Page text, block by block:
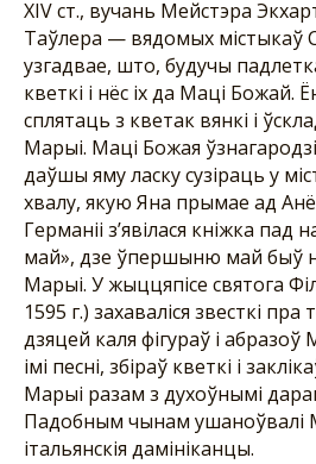
XIV ст., вучань Мейстэра
Таўлера — вядомых містыкаў
узгадвае, што, будучы
кветкі і нёс іх да Маці Божай.
сплятаць з кветак вянкі і
Марыі. Маці Божая
даўшы яму ласку сузіраць у
хвалу, якую Яна прымае ад
Германіі з’явілася кніжка
май», дзе ўпершыню май быў
Марыі. У жыццяпісе святога
1595 г.) захаваліся звесткі
дзяцей каля фігураў і
імі песні, збіраў кветкі і
Марыі разам з духоўнымі
Падобным чынам ушаноўвалі
італьянскія дамініканцы.